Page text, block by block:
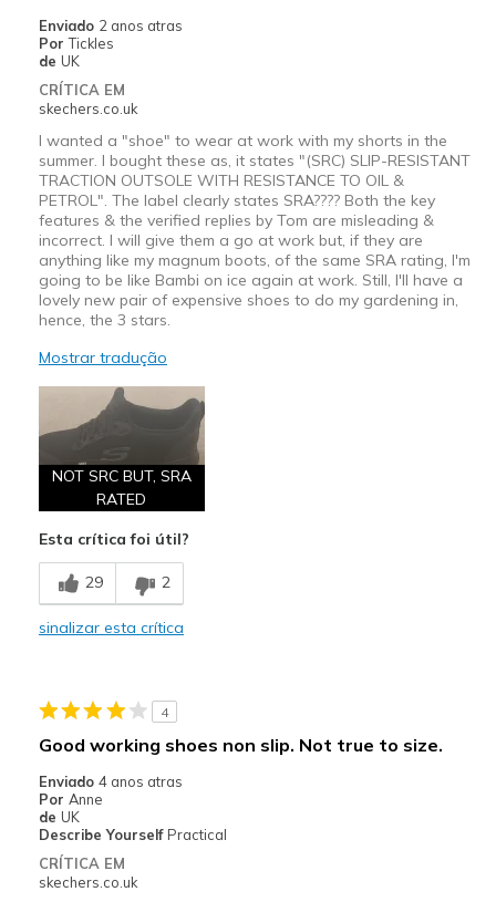
Enviado 2 anos atras
Por Tickles
de UK
CRÍTICA EM
skechers.co.uk
I wanted a "shoe" to wear at work with my shorts in the
summer. I bought these as, it states "(SRC) SLIP-RESISTANT
TRACTION OUTSOLE WITH RESISTANCE TO OIL &
PETROL". The label clearly states SRA???? Both the key
features & the verified replies by Tom are misleading &
incorrect. I will give them a go at work but, if they are
anything like my magnum boots, of the same SRA rating, I'm
going to be like Bambi on ice again at work. Still, I'll have a
lovely new pair of expensive shoes to do my gardening in,
hence, the 3 stars.
Mostrar tradução
NOT SRC BUT, SRA
RATED
Esta crítica foi útil?
29 2
sinalizar esta crítica
4
Good working shoes non slip. Not true to size.
Enviado 4 anos atras
Por Anne
de UK
Describe Yourself Practical
CRÍTICA EM
skechers.co.uk